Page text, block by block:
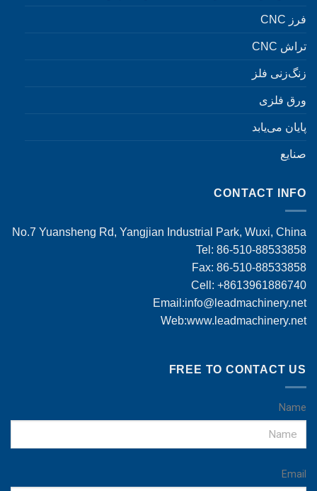
فرز CNC
تراش CNC
زنگ‌زنی فلز
ورق فلزی
پایان می‌یابد
صنایع
CONTACT INFO
No.7 Yuansheng Rd, Yangjian Industrial Park, Wuxi, China
Tel: 86-510-88533858
Fax: 86-510-88533858
Cell: +8613961886740
Email:info@leadmachinery.net
Web:www.leadmachinery.net
FREE TO CONTACT US
Name
Email